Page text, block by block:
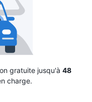
gratuite jusqu'à 48
charge.